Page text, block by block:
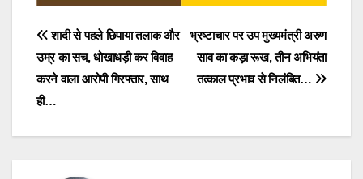
Post
navigation
भ्रष्टाचार पर उप मुख्यमंत्री अरुण
साव का कड़ा रूख, तीन अभियंता
तत्काल प्रभाव से निलंबित…
शादी से पहले छिपाया तलाक और
उम्र का सच, धोखाधड़ी कर विवाह
करने वाला आरोपी गिरफ्तार, साथ
ही…